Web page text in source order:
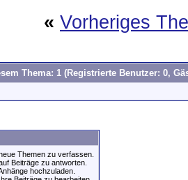
« Vorheriges
Thema: 1 (Registrierte Benutzer: 0,
neue Themen zu verfassen.
auf Beiträge zu antworten.
Anhänge hochzuladen.